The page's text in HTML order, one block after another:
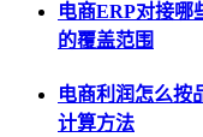
电商ERP对接哪
的覆盖范围
电商利润怎么按
计算方法